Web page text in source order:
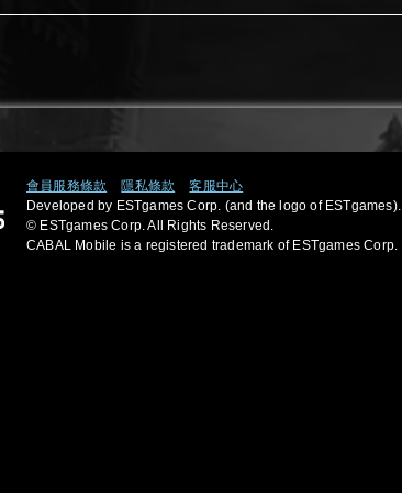
會員服務條款 隱私條款
客服中心
Developed by ESTgames Corp. (and the logo of ESTgames).
© ESTgames Corp. All Rights Reserved.
CABAL Mobile is a registered trademark of ESTgames Corp.